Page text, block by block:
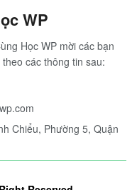
WP
Học WP mời các bạn
các thông tin sau:
Chiểu, Phường 5, Quận